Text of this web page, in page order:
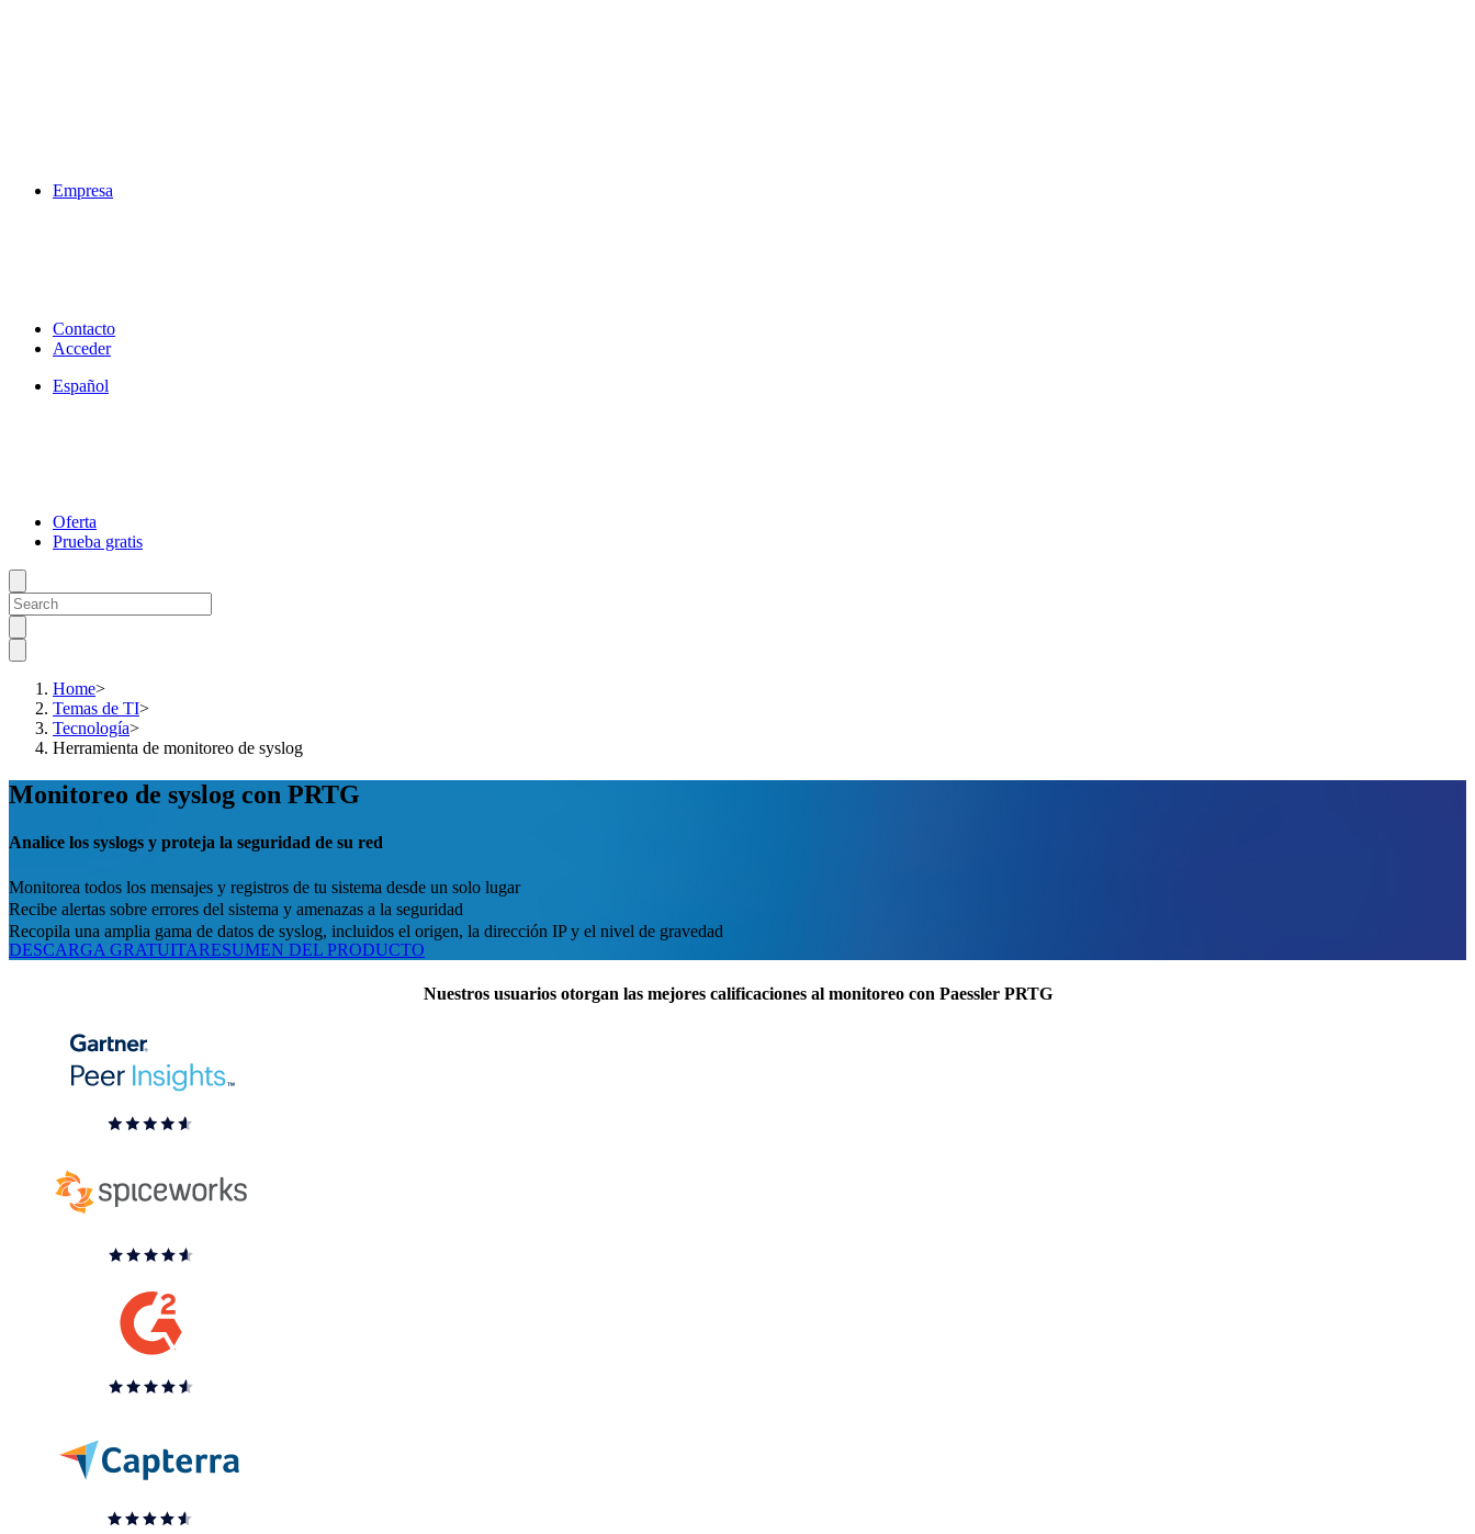
Empresa
Contacto
Acceder
Español
Oferta
Prueba gratis
Home>
Temas de TI>
Tecnología>
Herramienta de monitoreo de syslog
Monitoreo de syslog con PRTG
Analice los syslogs y proteja la seguridad de su red
Monitorea todos los mensajes y registros de tu sistema desde un solo lugar
Recibe alertas sobre errores del sistema y amenazas a la seguridad
Recopila una amplia gama de datos de syslog, incluidos el origen, la dirección IP y el nivel de gravedad
DESCARGA GRATUITARESUMEN DEL PRODUCTO
Nuestros usuarios otorgan las mejores calificaciones al monitoreo con Paessler PRTG